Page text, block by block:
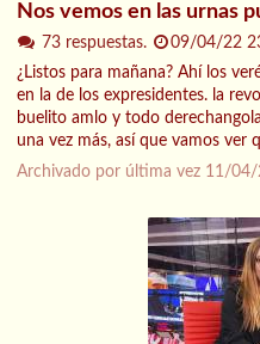
Nos vemos en las urnas
73 respuestas.
09/04/22
¿Listos para mañana? Ahí los
en la de los expresidentes. la
buelito amlo y todo
una vez más, así que vamos ver
Archivado por última vez 11/04/